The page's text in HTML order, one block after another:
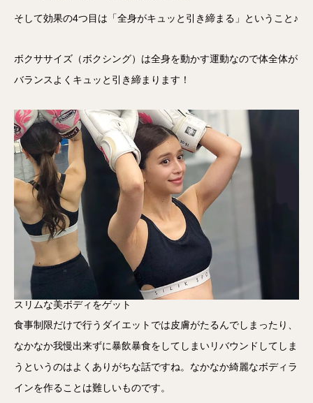
そして効果の4つ目は「全身がキュッと引き締まる」ということ♪
ボクササイズ（ボクシング）は全身を動かす運動なので体全体が
バランスよくキュッと引き締まります！
スリムな美ボディをゲット
食事制限だけで行うダイエットでは皮膚がたるんでしまったり、
なかなか我慢出来ずに暴飲暴食をしてしまいリバウンドしてしま
うというのはよくありがちな話ですね。なかなか綺麗なボディラ
インを作ることは難しいものです。